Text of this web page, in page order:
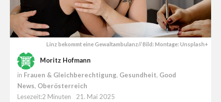
Linz bekommt eine Gewaltambulanz// Bild: Montage: Unsplash+
Moritz Hofmann
in Frauen & Gleichberechtigung, Gesundheit, Good
News, Oberösterreich
Lesezeit:2 Minuten
21. Mai 2025